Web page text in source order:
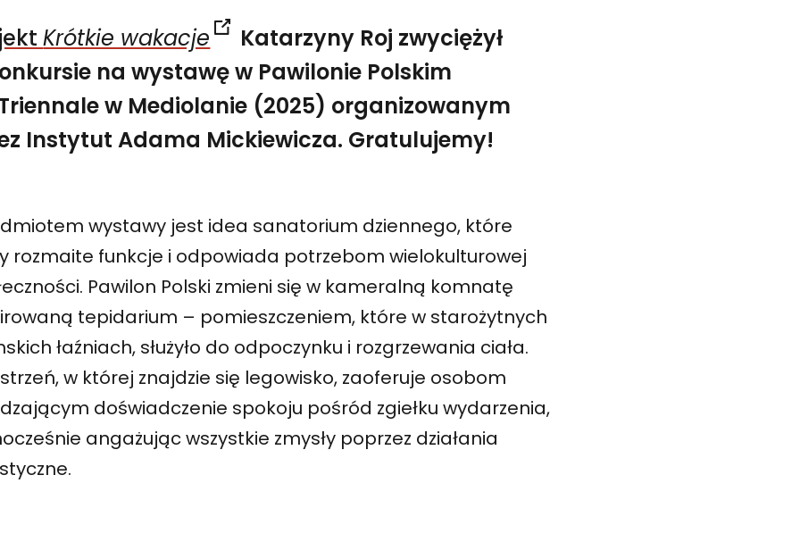
Krótkie wakacje
Katarzyny Roj zwyciężył
na wystawę w Pawilonie Polskim
w Mediolanie (2025) organizowanym
Instytut Adama Mickiewicza. Gratulujemy!
wystawy jest idea sanatorium dziennego, które
rozmaite funkcje i odpowiada potrzebom wielokulturowej
Pawilon Polski zmieni się w kameralną komnatę
tepidarium – pomieszczeniem, które w starożytnych
łaźniach, służyło do odpoczynku i rozgrzewania ciała.
w której znajdzie się legowisko, zaoferuje osobom
doświadczenie spokoju pośród zgiełku wydarzenia,
angażując wszystkie zmysły poprzez działania